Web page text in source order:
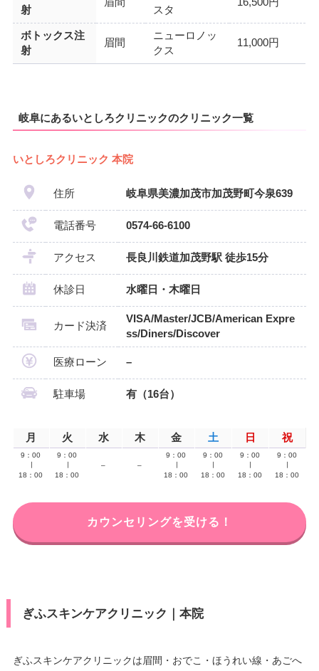
射
眉間
スタ
16,500円
ボトックス注
射
眉間
ニューロノッ
クス
11,000円
岐阜にあるいとしろクリニックのクリニック一覧
いとしろクリニック 本院
住所 岐阜県美濃加茂市加茂野町今泉639
電話番号 0574-66-6100
アクセス 長良川鉄道加茂野駅 徒歩15分
休診日 水曜日・木曜日
カード決済
VISA/Master/JCB/American Expre
ss/Diners/Discover
医療ローン –
駐車場 有（16台）
月 火 水 木 金 土 日 祝
9：00
18：00
9：00
18：00
– –
9：00
18：00
9：00
18：00
9：00
18：00
9：00
18：00
カウンセリングを受ける！
ぎふスキンケアクリニック｜本院
ぎふスキンケアクリニックは眉間・おでこ・ほうれい線・あごへ